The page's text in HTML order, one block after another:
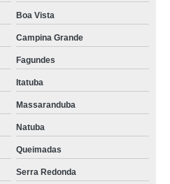
Boa Vista
Campina Grande
Fagundes
Itatuba
Massaranduba
Natuba
Queimadas
Serra Redonda